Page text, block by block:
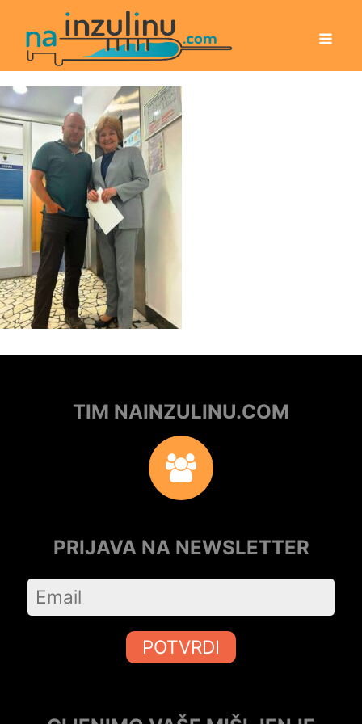
TIM NAINZULINU.COM
PRIJAVA NA NEWSLETTER
POTVRDI